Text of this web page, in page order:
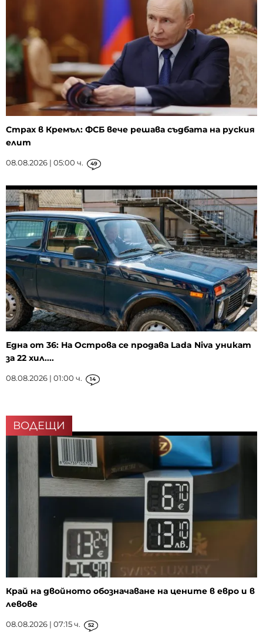
Страх в Кремъл: ФСБ вече решава съдбата на руския
елит
08.08.2026 | 05:00 ч. 49
Една от 36: На Острова се продава Lada Niva уникат
за 22 хил....
08.08.2026 | 01:00 ч. 14
ВОДЕЩИ
Край на двойното обозначаване на цените в евро и в
левове
08.08.2026 | 07:15 ч. 52